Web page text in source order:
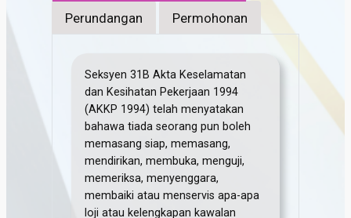
Perundangan Permohonan
Seksyen 31B Akta Keselamatan
dan Kesihatan Pekerjaan 1994
(AKKP 1994) telah menyatakan
bahawa tiada seorang pun boleh
memasang siap, memasang,
mendirikan, membuka, menguji,
memeriksa, menyenggara,
membaiki atau menservis apa-apa
loji atau kelengkapan kawalan